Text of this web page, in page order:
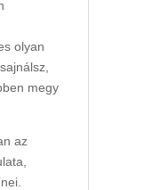
olyan
megy
az